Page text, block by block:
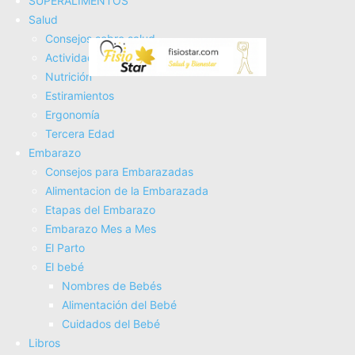
Salud
Consejos sobre salud
Actividad Fí­sica
Nutrición
Estiramientos
Ergonomí­a
Tercera Edad
Embarazo
Consejos para Embarazadas
Alimentacion de la Embarazada
Etapas del Embarazo
Embarazo Mes a Mes
El Parto
El bebé
Nombres de Bebés
Alimentación del Bebé
Cuidados del Bebé
Libros
Fisioterapia
Electroterapia
Tratamientos
Masajes
SUPERALIMENTOS
Salud
Consejos sobre salud
Actividad Fí­sica
Nutrición
Estiramientos
Ergonomí­a
Tercera Edad
Embarazo
Consejos para Embarazadas
Alimentacion de la Embarazada
Etapas del Embarazo
Embarazo Mes a Mes
El Parto